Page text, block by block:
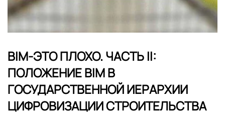
BIM-ЭТО ПЛОХО. ЧАСТЬ II:
ПОЛОЖЕНИЕ BIM В
ГОСУДАРСТВЕННОЙ ИЕРАРХИИ
ЦИФРОВИЗАЦИИ СТРОИТЕЛЬСТВА